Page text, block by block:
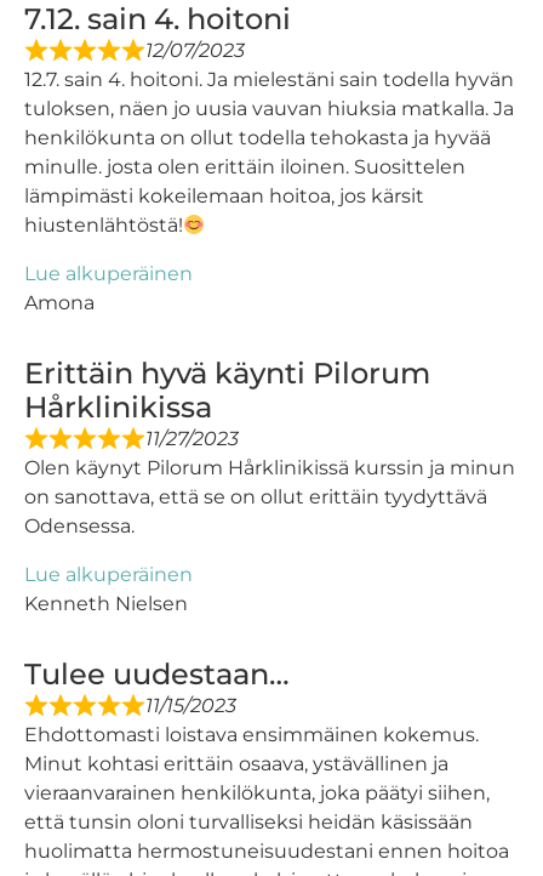
7.12. sain 4. hoitoni
12/07/2023
12.7. sain 4. hoitoni. Ja mielestäni sain todella hyvän
tuloksen, näen jo uusia vauvan hiuksia matkalla. Ja
henkilökunta on ollut todella tehokasta ja hyvää
minulle. josta olen erittäin iloinen. Suosittelen
lämpimästi kokeilemaan hoitoa, jos kärsit
hiustenlähtöstä!
Lue alkuperäinen
Amona
Erittäin hyvä käynti Pilorum
Hårklinikissa
11/27/2023
Olen käynyt Pilorum Hårklinikissä kurssin ja minun
on sanottava, että se on ollut erittäin tyydyttävä
Odensessa.
Lue alkuperäinen
Kenneth Nielsen
Tulee uudestaan…
11/15/2023
Ehdottomasti loistava ensimmäinen kokemus.
Minut kohtasi erittäin osaava, ystävällinen ja
vieraanvarainen henkilökunta, joka päätyi siihen,
että tunsin oloni turvalliseksi heidän käsissään
huolimatta hermostuneisuudestani ennen hoitoa